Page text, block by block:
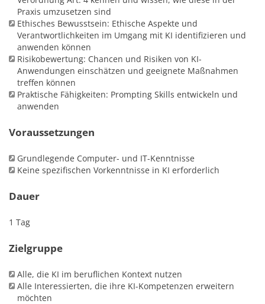
Praxis umzusetzen sind
Ethisches Bewusstsein: Ethische Aspekte und
Verantwortlichkeiten im Umgang mit KI identifizieren und
anwenden können
Risikobewertung: Chancen und Risiken von KI-
Anwendungen einschätzen und geeignete Maßnahmen
treffen können
Praktische Fähigkeiten: Prompting Skills entwickeln und
anwenden
Voraussetzungen
Grundlegende Computer- und IT-Kenntnisse
Keine spezifischen Vorkenntnisse in KI erforderlich
Dauer
1 Tag
Zielgruppe
Alle, die KI im beruflichen Kontext nutzen
Alle Interessierten, die ihre KI-Kompetenzen erweitern
möchten